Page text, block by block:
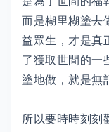
而是糊里糊塗去
益眾生，才是真
了獲取世間的一
塗地做，就是無
所以要時時刻刻